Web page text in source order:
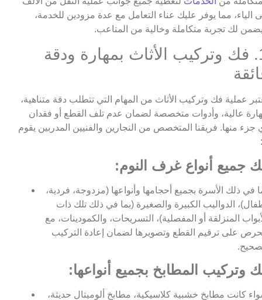
الياء، مما يوفر عليك عناء التعامل مع عدة مزودين للخدمة،
لك تجربة متكاملة وخالية من المتاعب.
1. فك وتركيب الأثاث بمهارة ودقة
عملية فك وتركيب الأثاث من المهام التي تتطلب دقة متناهية،
عالية، وأدوات متخصصة لضمان عدم تلف القطع أو فقدان
جزء منها. فريقنا المتخصص من النجارين والفنيين المدربين يقوم
جميع أنواع غرف النوم:
في ذلك الأسرة بجميع أحجامها وأنواعها (مزدوجة، فردية،
الدواليب الكبيرة والصغيرة (بما في ذلك تلك ذات
المنزلقة أو المفصلية)، التسريحات، والكمودينات، مع
على ترقيم القطع وتصويرها لضمان إعادة التركيب
وتركيب المطابخ بجميع أنواعها:
كانت مطابخ خشبية كلاسيكية، مطابخ ألوميتال حديثة،